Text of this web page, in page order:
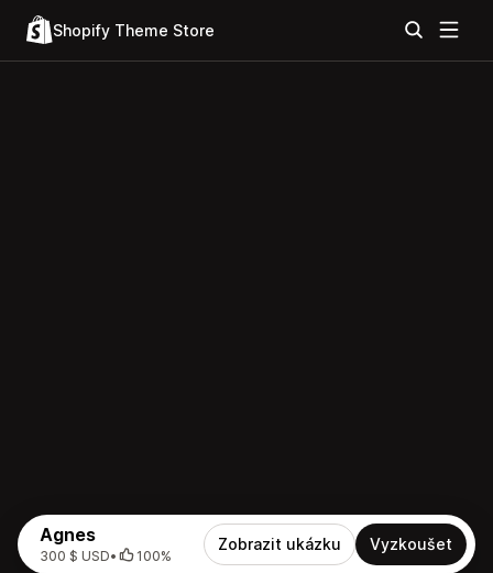
Shopify Theme Store
Agnes
300 $ USD• 100%
Zobrazit ukázku Vyzkoušet